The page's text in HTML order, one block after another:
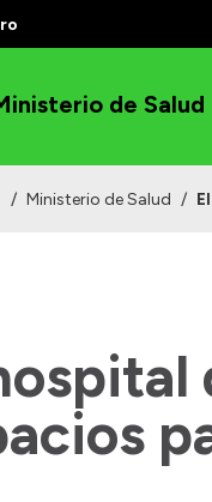
de Salud
/ Ministerio de Salud /